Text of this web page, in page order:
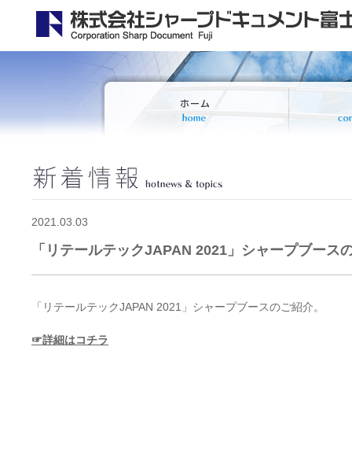
2021.03.03
「リテールテックJAPAN 2021」シャープブース
「リテールテックJAPAN 2021」シャープブースのご紹介。
☞詳細はコチラ